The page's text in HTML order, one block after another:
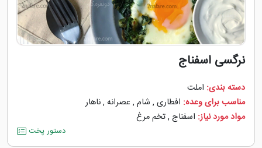
نرگسی اسفناج
دسته بندی: املت
مناسب برای وعده: افطاری , شام , عصرانه ,ناهار
مواد مورد نیاز: اسفناج ,تخم مرغ
دستور پخت